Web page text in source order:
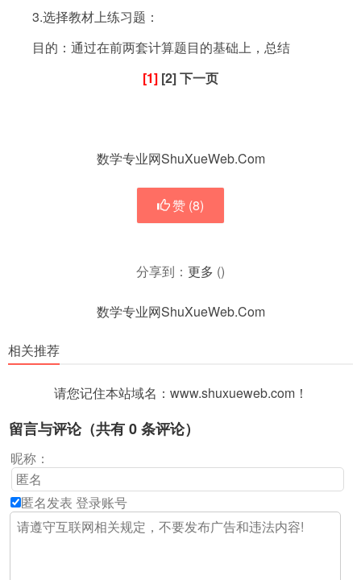
3.选择教材上练习题：
目的：通过在前两套计算题目的基础上，总结
[1] [2] 下一页
数学专业网ShuXueWeb.Com
赞 (8)
分享到： 更多 ()
数学专业网ShuXueWeb.Com
相关推荐
请您记住本站域名：www.shuxueweb.com！
留言与评论（共有0条评论）
昵称：
匿名发表 登录账号